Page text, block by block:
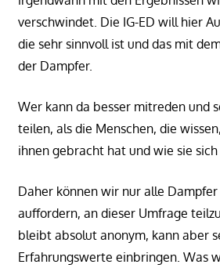
verschwindet. Die IG-ED will hier
die sehr sinnvoll ist und das mit
der Dampfer.
Wer kann da besser mitreden und
teilen, als die Menschen, die
ihnen gebracht hat und wie sie
Daher können wir nur alle
auffordern, an dieser Umfrage
bleibt absolut anonym, kann aber
Erfahrungswerte einbringen. Was